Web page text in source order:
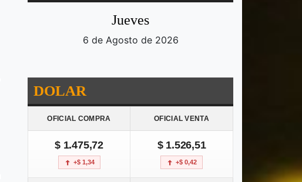
Jueves
6 de Agosto de 2026
DOLAR
OFICIAL COMPRA OFICIAL VENTA
$ 1.475,72
+$ 1,34
$ 1.526,51
+$ 0,42